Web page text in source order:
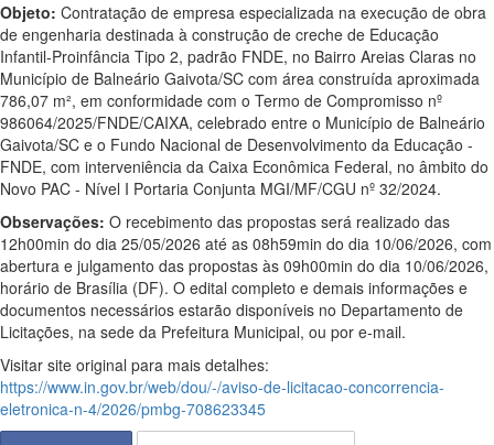
Objeto: Contratação de empresa especializada na execução de obra
de engenharia destinada à construção de creche de Educação
Infantil-Proinfância Tipo 2, padrão FNDE, no Bairro Areias Claras no
Município de Balneário Gaivota/SC com área construída aproximada
786,07 m², em conformidade com o Termo de Compromisso nº
986064/2025/FNDE/CAIXA, celebrado entre o Município de Balneário
Gaivota/SC e o Fundo Nacional de Desenvolvimento da Educação -
FNDE, com interveniência da Caixa Econômica Federal, no âmbito do
Novo PAC - Nível I Portaria Conjunta MGI/MF/CGU nº 32/2024.
Observações: O recebimento das propostas será realizado das
12h00min do dia 25/05/2026 até as 08h59min do dia 10/06/2026, com
abertura e julgamento das propostas às 09h00min do dia 10/06/2026,
horário de Brasília (DF). O edital completo e demais informações e
documentos necessários estarão disponíveis no Departamento de
Licitações, na sede da Prefeitura Municipal, ou por e-mail.
Visitar site original para mais detalhes:
https://www.in.gov.br/web/dou/-/aviso-de-licitacao-concorrencia-
eletronica-n-4/2026/pmbg-708623345